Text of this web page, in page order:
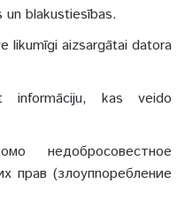
blakustiesības.
likumīgi aizsargātai datora
informāciju, kas veido
недобросовестное
прав (злоупnoребление